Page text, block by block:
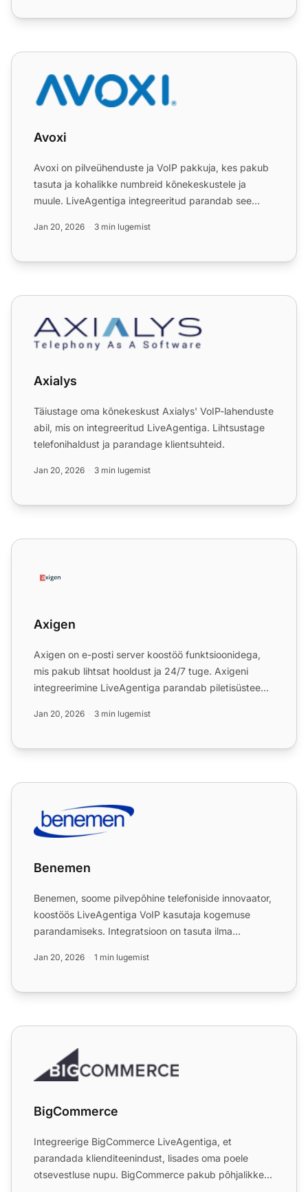
Avoxi
Avoxi
Avoxi on pilveühenduste ja VoIP pakkuja, kes pakub
tasuta ja kohalikke numbreid kõnekeskustele ja
muule. LiveAgentiga integreeritud parandab see
Jan 20, 2026 3 min lugemist
Axialys
Axialys
Täiustage oma kõnekeskust Axialys' VoIP-lahenduste
abil, mis on integreeritud LiveAgentiga. Lihtsustage
telefonihaldust ja parandage klientsuhteid.
Jan 20, 2026 3 min lugemist
Axigen
Axigen
Axigen on e-posti server koostöö funktsioonidega,
mis pakub lihtsat hooldust ja 24/7 tuge. Axigeni
integreerimine LiveAgentiga parandab piletisüsteemi
Jan 20, 2026 3 min lugemist
Benemen
Benemen
Benemen, soome pilvepõhine telefoniside innovaator,
koostöös LiveAgentiga VoIP kasutaja kogemuse
parandamiseks. Integratsioon on tasuta ilma
Jan 20, 2026 1 min lugemist
BigCommerce
BigCommerce
Integreerige BigCommerce LiveAgentiga, et
parandada klienditeenindust, lisades oma poele
otsevestluse nupu. BigCommerce pakub põhjalikke